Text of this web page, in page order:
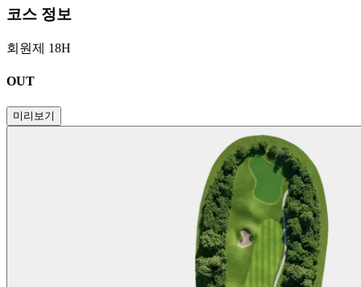
코스 정보
회원제 18H
OUT
미리보기